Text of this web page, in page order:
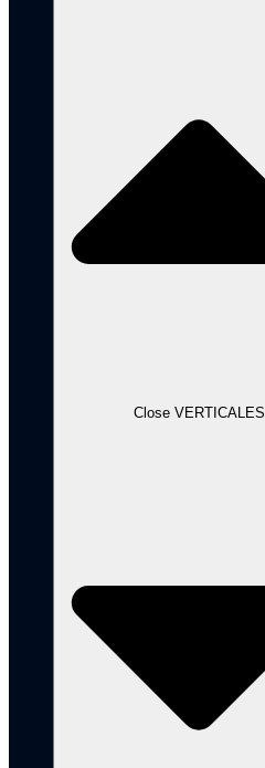
Close VERTICALES